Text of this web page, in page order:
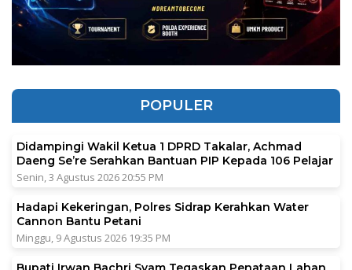
POPULER
Didampingi Wakil Ketua 1 DPRD Takalar, Achmad
Daeng Se’re Serahkan Bantuan PIP Kepada 106 Pelajar
Senin, 3 Agustus 2026 20:55 PM
Hadapi Kekeringan, Polres Sidrap Kerahkan Water
Cannon Bantu Petani
Minggu, 9 Agustus 2026 19:35 PM